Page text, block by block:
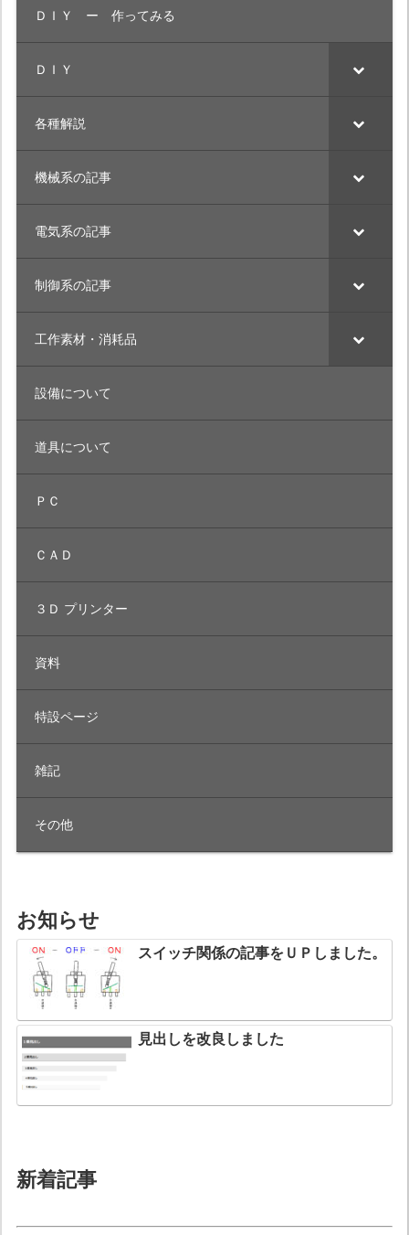
ＤＩＹ ー 作ってみる
ＤＩＹ
各種解説
機械系の記事
電気系の記事
制御系の記事
工作素材・消耗品
設備について
道具について
ＰＣ
ＣＡＤ
３Ｄ プリンター
資料
特設ページ
雑記
その他
お知らせ
スイッチ関係の記事をＵＰしました。
見出しを改良しました
新着記事